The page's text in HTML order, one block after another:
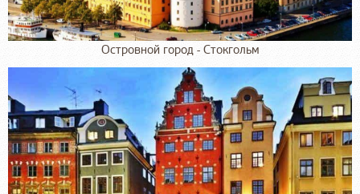
Островной город - Стокгольм